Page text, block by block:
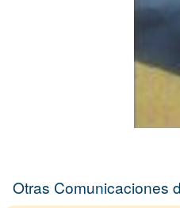
Otras Comunicaciones